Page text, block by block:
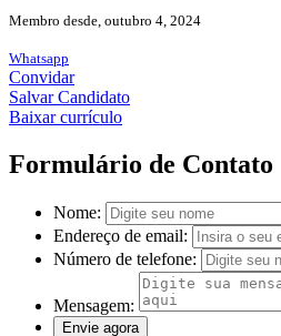
Membro desde, outubro 4, 2024
Whatsapp
Convidar
Salvar Candidato
Baixar currículo
Formulário de Contato
Nome:
Endereço de email:
Número de telefone:
Mensagem: